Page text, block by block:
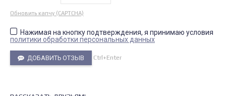
Обновить капчу (CAPTCHA)
Нажимая на кнопку подтверждения, я принимаю условия
политики обработки персональных данных
ДОБАВИТЬ ОТЗЫВ Ctrl+Enter